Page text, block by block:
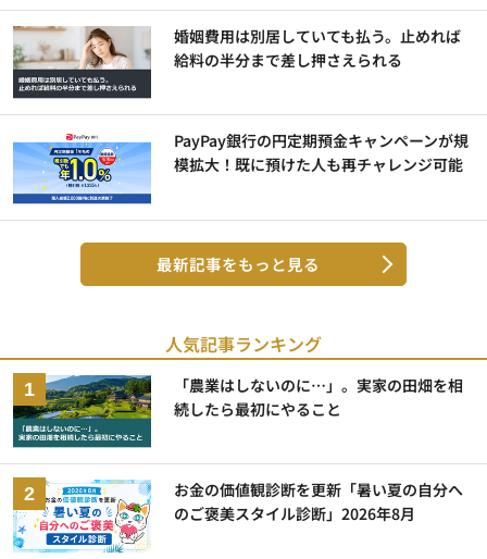
婚姻費用は別居していても払う。止めれば
給料の半分まで差し押さえられる
PayPay銀行の円定期預金キャンペーンが規
模拡大！既に預けた人も再チャレンジ可能
最新記事をもっと見る
人気記事ランキング
「農業はしないのに…」。実家の田畑を相
続したら最初にやること
お金の価値観診断を更新「暑い夏の自分へ
のご褒美スタイル診断」2026年8月